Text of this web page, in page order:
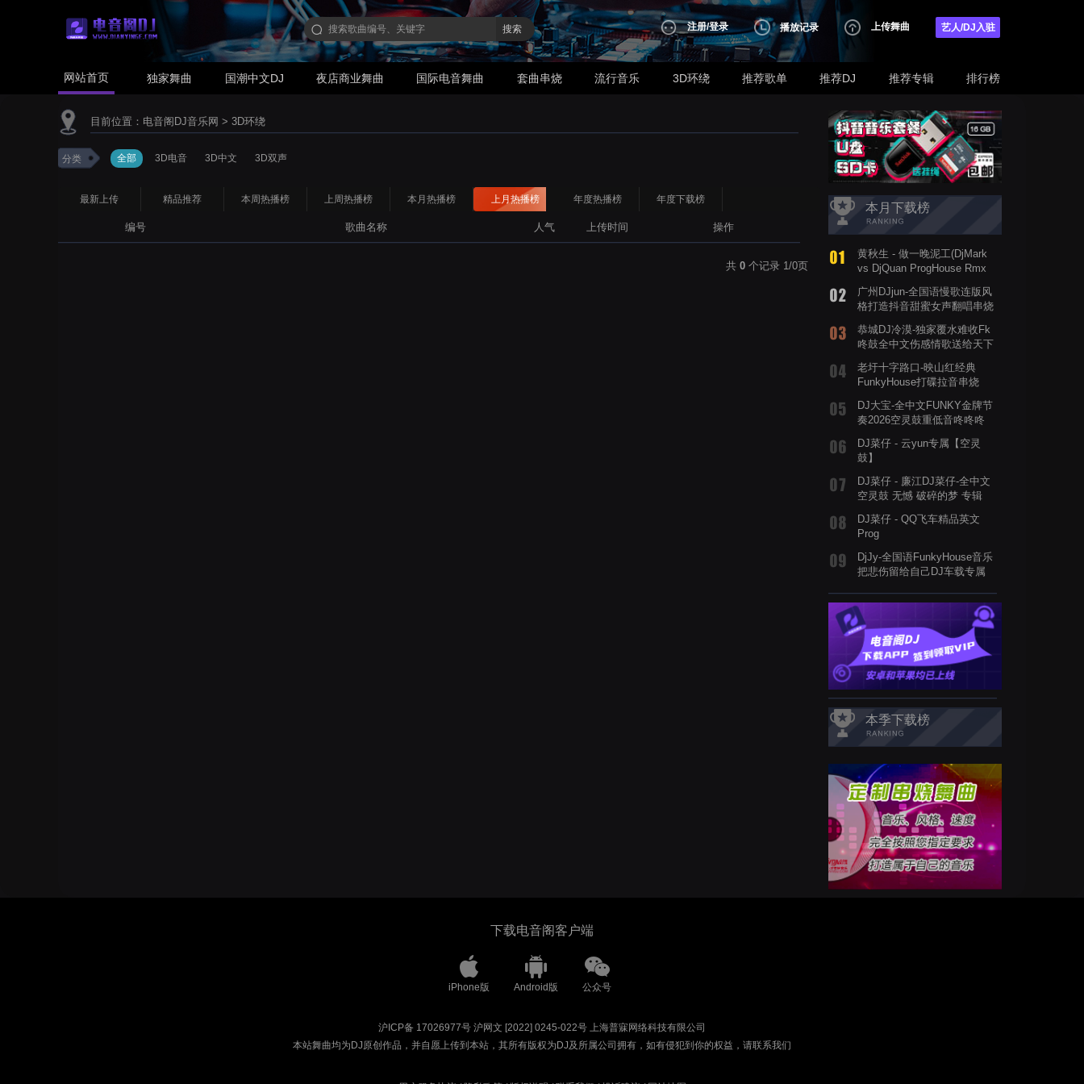
搜索 注册/登录 播放记录 上传舞曲 艺人/DJ入驻
网站首页 独家舞曲 国潮中文DJ 夜店商业舞曲 国际电音舞曲 套曲串烧 流行音乐 3D环绕 推荐歌单 推荐DJ 推荐专辑 排行榜
目前位置： 电音阁DJ音乐网 > 3D环绕
分类 全部 3D电音 3D中文 3D双声
最新上传 精品推荐 本周热播榜 上周热播榜 本月热播榜 上月热播榜 年度热播榜 年度下载榜
编号 歌曲名称 人气 上传时间 操作
共 0 个记录 1/0页
本月下载榜
黄秋生 - 做一晚泥工(DjMark
vs DjQuan ProgHouse Rmx
广州DJjun-全国语慢歌连版风
格打造抖音甜蜜女声翻唱串烧
恭城DJ冷漠-独家覆水难收Fk
咚鼓全中文伤感情歌送给天下
老圩十字路口-映山红经典
FunkyHouse打碟拉音串烧
DJ大宝-全中文FUNKY金牌节
奏2026空灵鼓重低音咚咚咚
DJ菜仔 - 云yun专属【空灵
鼓】
DJ菜仔 - 廉江DJ菜仔-全中文
空灵鼓 无憾 破碎的梦 专辑
DJ菜仔 - QQ飞车精品英文
Prog
DjJy-全国语FunkyHouse音乐
把悲伤留给自己DJ车载专属
本季下载榜
下载电音阁客户端
iPhone版 Android版 公众号
沪ICP备 17026977号 沪网文 [2022] 0245-022号 上海普寐网络科技有限公司
本站舞曲均为DJ原创作品，并自愿上传到本站，其所有版权为DJ及所属公司拥有，如有侵犯到你的权益，请联系我们